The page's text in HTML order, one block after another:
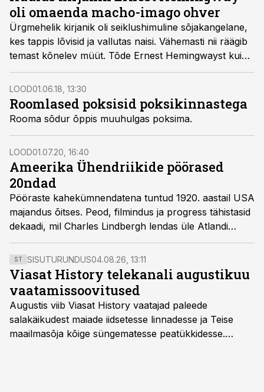
oli omaenda macho-imago ohver
Ürgmehelik kirjanik oli seiklushimuline sõjakangelane,
kes tappis lõvisid ja vallutas naisi. Vähemasti nii räägib
temast kõnelev müüt. Tõde Ernest Hemingwayst kui
inimesest on siiski märksa keerulisem ja traagilisem.
LOOD01.06.18, 13:30
Roomlased poksisid poksi­kinnastega
Rooma sõdur õppis muuhulgas poksima.
LOOD01.07.20, 16:40
Ameerika Ühendriikide pöörased
20ndad
Pööraste kahekümnendatena tuntud 1920. aastail USA
majandus õitses. Peod, filmindus ja progress tähistasid
dekaadi, mil Charles Lindbergh lendas üle Atlandi
ookeani ning tšarlstoni tantsiti varahommikuni.
ST SISUTURUNDUS04.08.26, 13:11
Viasat History telekanali augustikuu
vaatamissoovitused
Augustis viib Viasat History vaatajad paleede
salakäikudest maiade iidsetesse linnadesse ja Teise
maailmasõja kõige süngematesse peatükkidesse.